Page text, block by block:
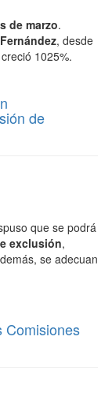
de marzo.
, desde
1025%.
de
que se podrá
exclusión,
se adecuan
Comisiones